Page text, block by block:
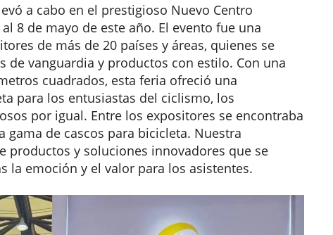
a cabo en el prestigioso Nuevo Centro
8 de mayo de este año. El evento fue una
de más de 20 países y áreas, quienes se
vanguardia y productos con estilo. Con una
cuadrados, esta feria ofreció una
para los entusiastas del ciclismo, los
por igual. Entre los expositores se encontraba
de cascos para bicicleta. Nuestra
productos y soluciones innovadores que se
la emoción y el valor para los asistentes.